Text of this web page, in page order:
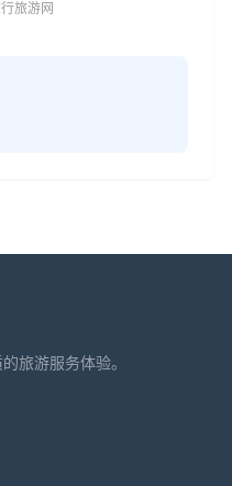
旅游网
旅游服务体验。